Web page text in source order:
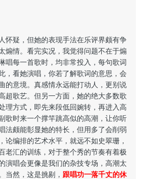
疑，但她的表现手法在乐评界颇有争
煽情。看完实况，我觉得问题不在于煽
唱每一首歌时，均非常投入，每句歌词
，看她演唱，你若了解歌词的意思，会
的意境。真感情永远能打动人，更别说
超歌艺。但另一方面，她的绝大多数歌
理方式，即先来段低回婉转，再进入高
歌时来一个撑竿跳高似的高潮，让你听
法颇能彰显她的特长，但用多了会削弱
论编排的艺术水平，就远不如史翠珊，
老汇的训练，对于整个秀的节奏有着极
演唱会更像是我们的杂技专场，高潮太
当然，这是挑剔， 跟唱功一落千丈的休